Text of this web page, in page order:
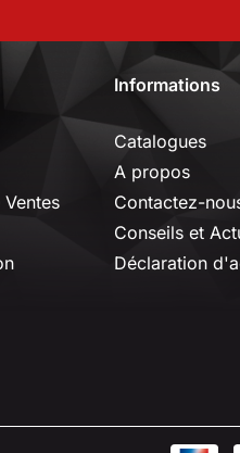
Informations
Catalogues
A propos
Contactez-
Conseils et
Déclaration